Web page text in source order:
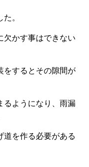
。
欠かす事はできない
をするとその隙間が
るようになり、雨漏
道を作る必要がある